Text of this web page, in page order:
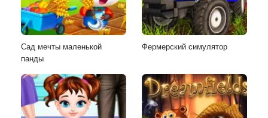
Сад мечты маленькой
панды
Фермерский симулятор